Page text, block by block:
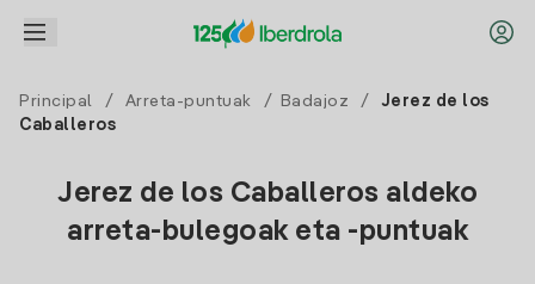
Principal / Arreta-puntuak / Badajoz /
Jerez de los
Caballeros
Jerez de los Caballeros aldeko
arreta-bulegoak eta -puntuak